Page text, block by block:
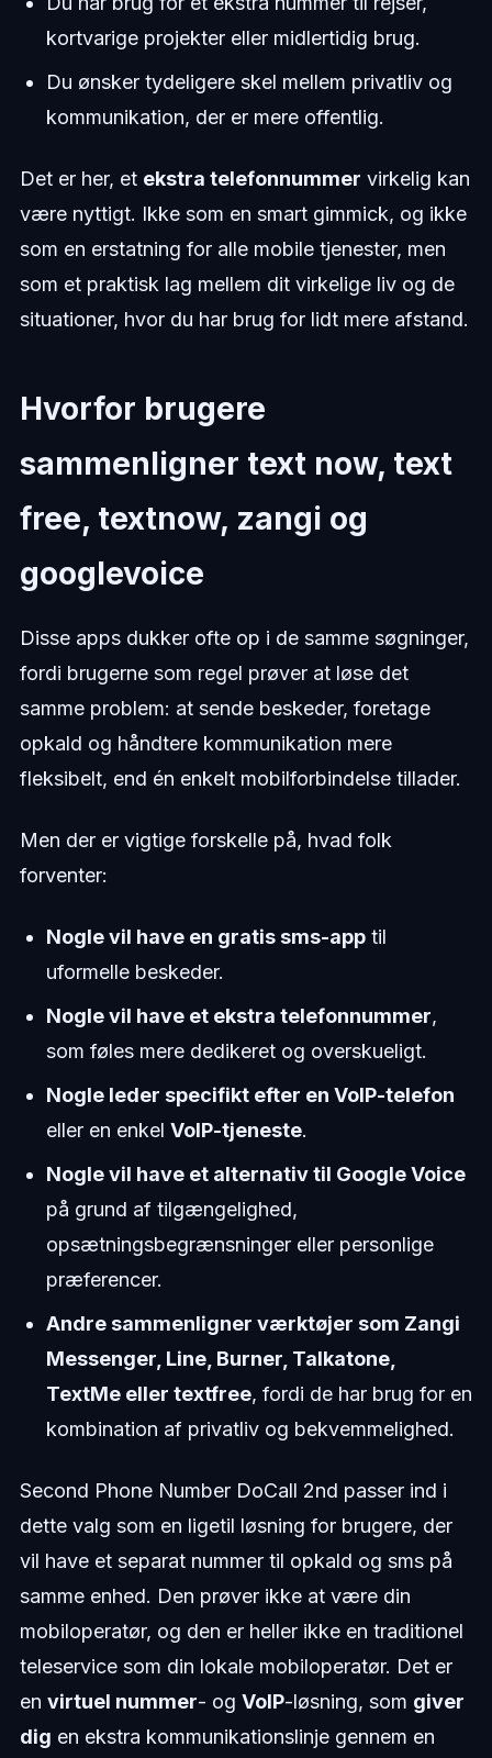
kortvarige projekter eller midlertidig brug.
Du ønsker tydeligere skel mellem privatliv og
kommunikation, der er mere offentlig.
Det er her, et ekstra telefonnummer virkelig kan
være nyttigt. Ikke som en smart gimmick, og ikke
som en erstatning for alle mobile tjenester, men
som et praktisk lag mellem dit virkelige liv og de
situationer, hvor du har brug for lidt mere afstand.
Hvorfor brugere
sammenligner text now, text
free, textnow, zangi og
googlevoice
Disse apps dukker ofte op i de samme søgninger,
fordi brugerne som regel prøver at løse det
samme problem: at sende beskeder, foretage
opkald og håndtere kommunikation mere
fleksibelt, end én enkelt mobilforbindelse tillader.
Men der er vigtige forskelle på, hvad folk
forventer:
Nogle vil have en gratis sms-apptil
uformelle beskeder.
Nogle vil have et ekstra telefonnummer,
som føles mere dedikeret og overskueligt.
Nogle leder specifikt efter en VoIP-telefon
eller en enkel VoIP-tjeneste.
Nogle vil have et alternativ til Google Voice
på grund af tilgængelighed,
opsætningsbegrænsninger eller personlige
præferencer.
Andre sammenligner værktøjer som Zangi
Messenger, Line, Burner, Talkatone,
TextMe eller textfree, fordi de har brug for en
kombination af privatliv og bekvemmelighed.
Second Phone Number DoCall 2nd passer ind i
dette valg som en ligetil løsning for brugere, der
vil have et separat nummer til opkald og sms på
samme enhed. Den prøver ikke at være din
mobiloperatør, og den er heller ikke en traditionel
teleservice som din lokale mobiloperatør. Det er
en virtuel nummer- og VoIP-løsning, som giver
dig en ekstra kommunikationslinje gennem en